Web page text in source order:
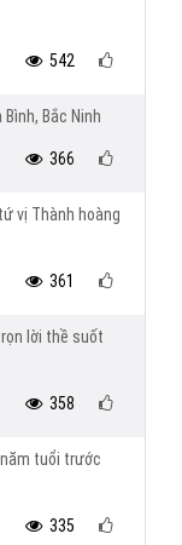
542
Bắc Ninh
366
vị Thành hoàng
361
lời thề suốt
358
năm tuổi trước
335